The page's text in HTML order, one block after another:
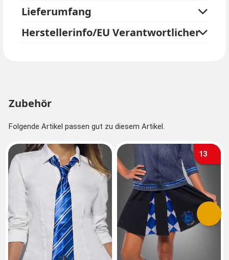
Oberteil und Rock für Damen und Mädchen sowie die
abgebildete Krawatte können separat bestellt werden.
Lieferumfang
Herstellerinfo/EU Verantwortlicher
Zubehör
Folgende Artikel passen gut zu diesem Artikel.
13
Vorherige